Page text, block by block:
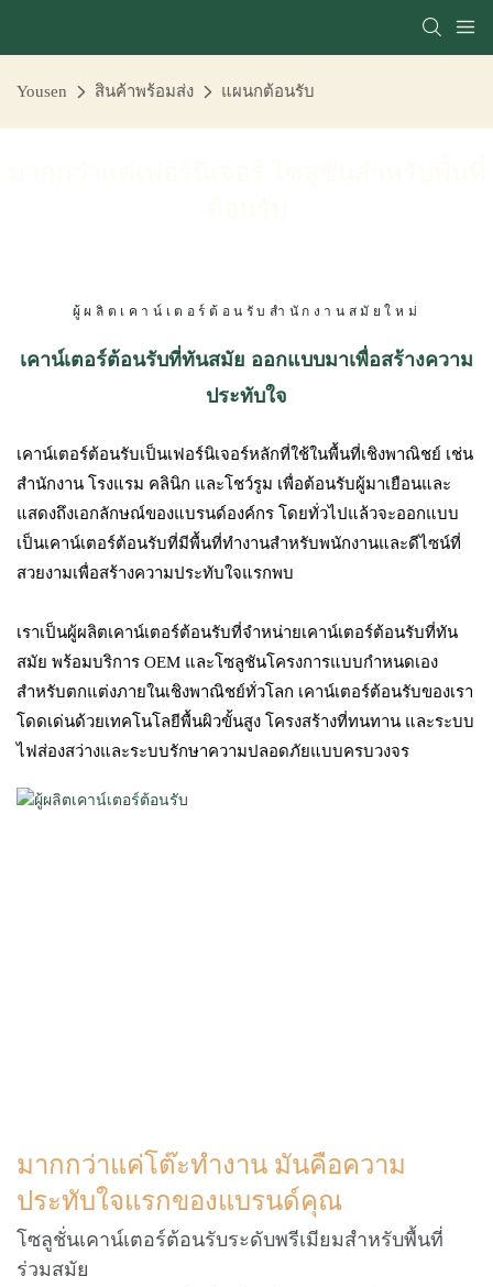
Yousen สินค้าพร้อมส่ง แผนกต้อนรับ
ผู้ผลิตเคาน์เตอร์ต้อนรับสำนักงานสมัยใหม่
เคาน์เตอร์ต้อนรับที่ทันสมัย ​​ออกแบบมาเพื่อสร้างความ
ประทับใจ
เคาน์เตอร์ต้อนรับเป็นเฟอร์นิเจอร์หลักที่ใช้ในพื้นที่เชิงพาณิชย์ เช่น
สำนักงาน โรงแรม คลินิก และโชว์รูม เพื่อต้อนรับผู้มาเยือนและ
แสดงถึงเอกลักษณ์ของแบรนด์องค์กร โดยทั่วไปแล้วจะออกแบบ
เป็นเคาน์เตอร์ต้อนรับที่มีพื้นที่ทำงานสำหรับพนักงานและดีไซน์ที่
สวยงามเพื่อสร้างความประทับใจแรกพบ
เราเป็นผู้ผลิตเคาน์เตอร์ต้อนรับที่จำหน่ายเคาน์เตอร์ต้อนรับที่ทัน
สมัย ​​พร้อมบริการ OEM และโซลูชันโครงการแบบกำหนดเอง
สำหรับตกแต่งภายในเชิงพาณิชย์ทั่วโลก เคาน์เตอร์ต้อนรับของเรา
โดดเด่นด้วยเทคโนโลยีพื้นผิวขั้นสูง โครงสร้างที่ทนทาน และระบบ
ไฟส่องสว่างและระบบรักษาความปลอดภัยแบบครบวงจร
มากกว่าแค่โต๊ะทำงาน มันคือความ
ประทับใจแรกของแบรนด์คุณ
โซลูชั่นเคาน์เตอร์ต้อนรับระดับพรีเมียมสำหรับพื้นที่
ร่วมสมัย